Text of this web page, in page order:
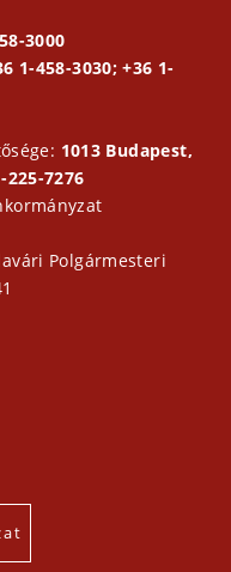
3000
1-458-3030; +36 1-
1013 Budapest,
225-7276
Polgármesteri